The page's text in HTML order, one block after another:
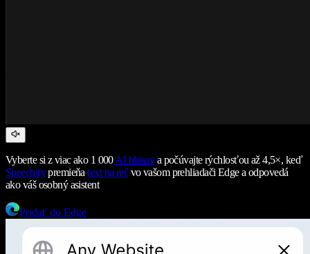
Vyberte si z viac ako 1 000AI hlasova počúvajte rýchlosťou až 4,5×, keď
Speechifypremieňatext na rečvo vašom prehliadači Edge a odpovedá
ako váš osobný asistent
Pridať do Edge